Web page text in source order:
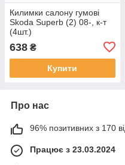
Килимки салону гумові
Skoda Superb (2) 08-, к-т
(4шт.)
638 ₴
Купити
Про нас
96% позитивних з 170
Працює з 23.03.2024